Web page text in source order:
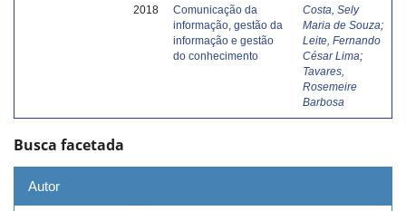
2018
Comunicação da
informação, gestão da
informação e gestão
do conhecimento
Costa, Sely
Maria de Souza;
Leite, Fernando
César Lima;
Tavares,
Rosemeire
Barbosa
Busca facetada
Autor